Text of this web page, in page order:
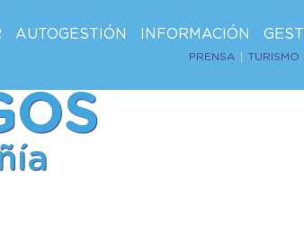
AUTOGESTIÓN INFORMACIÓN
PRENSA TURISMO